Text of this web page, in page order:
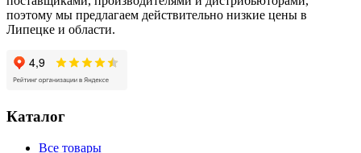
поэтому мы предлагаем действительно низкие цены в
Липецке и области.
Каталог
Все товары